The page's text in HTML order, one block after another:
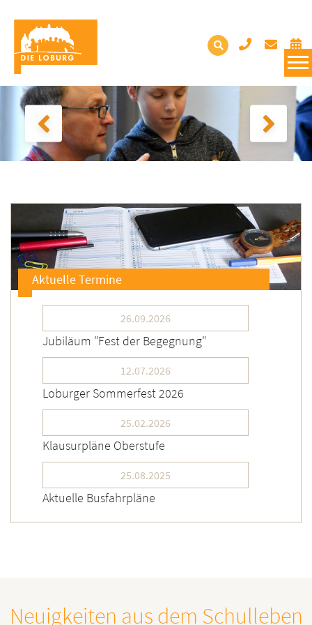
Aktuelle Termine
26.09.2026
Jubiläum "Fest der Begegnung"
12.07.2026
Loburger Sommerfest 2026
25.02.2026
Klausurpläne Oberstufe
25.08.2025
Aktuelle Busfahrpläne
Neuigkeiten aus dem Schulleben